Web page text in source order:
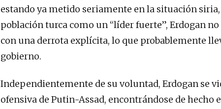
estando ya metido seriamente en la situación
población turca como un “líder fuerte”, Erdogan
con una derrota explícita, lo que probablemente
gobierno.
Independientemente de su voluntad, Erdogan se
ofensiva de Putin-Assad, encontrándose de hecho